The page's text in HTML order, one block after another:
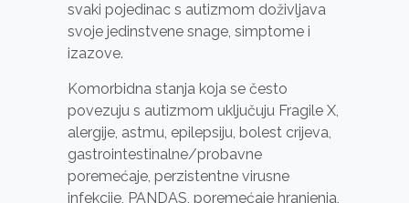
svaki pojedinac s autizmom doživljava
svoje jedinstvene snage, simptome i
izazove.
Komorbidna stanja koja se često
povezuju s autizmom uključuju Fragile X,
alergije, astmu, epilepsiju, bolest crijeva,
gastrointestinalne/probavne
poremećaje, perzistentne virusne
infekcije, PANDAS, poremećaje hranjenja,
Neophodno
Ovi kolačići
nisu izborni.